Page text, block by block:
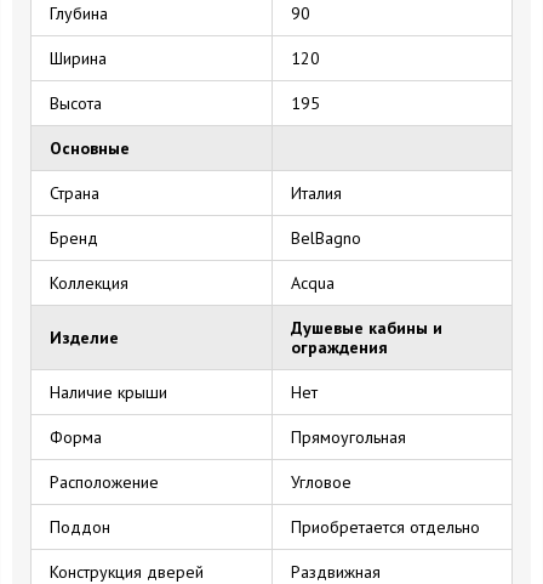
Глубина 90
Ширина 120
Высота 195
Основные
Страна Италия
Бренд BelBagno
Коллекция Acqua
Изделие
Душевые кабины и
ограждения
Наличие крыши Нет
Форма Прямоугольная
Расположение Угловое
Поддон Приобретается отдельно
Конструкция дверей Раздвижная